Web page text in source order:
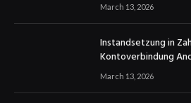
March 13, 2026
Instandsetzung in
Kontoverbindung
March 13, 2026